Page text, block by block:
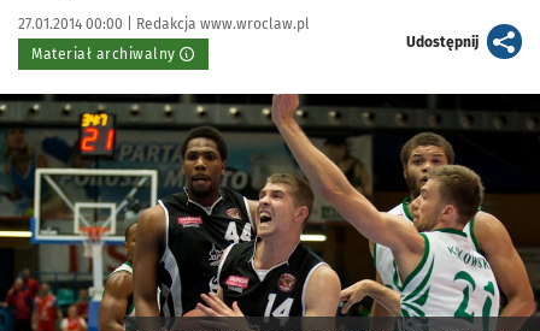
Data publikacji:
27.01.2014 00:00 | Autor:
Redakcja www.wroclaw.pl
Materiał archiwalny
Udostępnijartykuł
Kliknij, aby powiększyć